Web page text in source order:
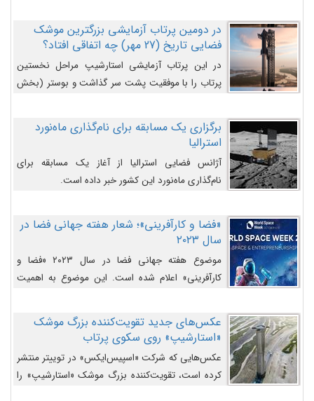
در دومین پرتاب آزمایشی بزرگترین موشک
فضایی تاریخ (27 مهر‌) چه اتفاقی افتاد؟
در این پرتاب آزمایشی استارشیپ مراحل نخستین
پرتاب را با موفقیت پشت سر گذاشت و بوستر (بخش
را وارد مسیر از پیش تعیین‌شده کند و سپس با یک
مکانیزم جدید با موفقیت از آن جدا شود. ‌
برگزاری یک مسابقه برای نام‌گذاری ماه‌نورد
استرالیا
آژانس فضایی استرالیا از آغاز یک مسابقه برای
نام‌گذاری ماه‌نورد این کشور خبر داده است.
«فضا و کارآفرینی»؛ شعار هفته جهانی فضا در
سال ۲۰۲۳
موضوع هفته جهانی فضا در سال ۲۰۲۳ «فضا و
کارآفرینی» اعلام شده است. این موضوع به اهمیت
روزافزون کارآفرینی در حوزه فضایی و مزایای جدیدی که
کارآفرینان این حوزه ایجاد می‌کنند، می‌پردازد.
عکس‌های جدید تقویت‌کننده بزرگ موشک
«استارشیپ» روی سکوی پرتاب
عکس‌هایی که شرکت «اسپیس‌ایکس» در توییتر منتشر
کرده است، تقویت‌کننده بزرگ موشک «استارشیپ» را